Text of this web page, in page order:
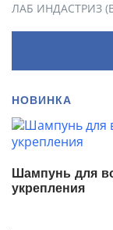
ЛАБ ИНДАСТРИЗ
НОВИНКА
Шампунь для
укрепления